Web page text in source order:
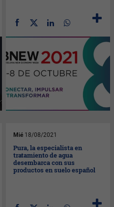
Mié 18/08/2021
Pura, la especialista en
tratamiento de agua
desembarca con sus
productos en suelo español